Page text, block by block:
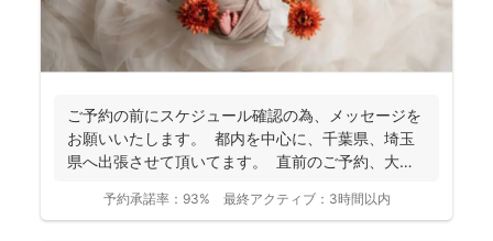
ご予約の前にスケジュール確認の為、 メッセージを
お願いいたします。 都内を中心に、千葉県、埼玉
県へ出張させて頂いてます。 直前のご予約、大歓
予約承諾率： 93% 最終アクティブ： 3時間以内